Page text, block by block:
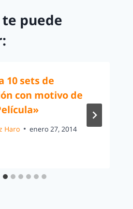
puede
10 sets de
con motivo de
Haro enero 27, 2014